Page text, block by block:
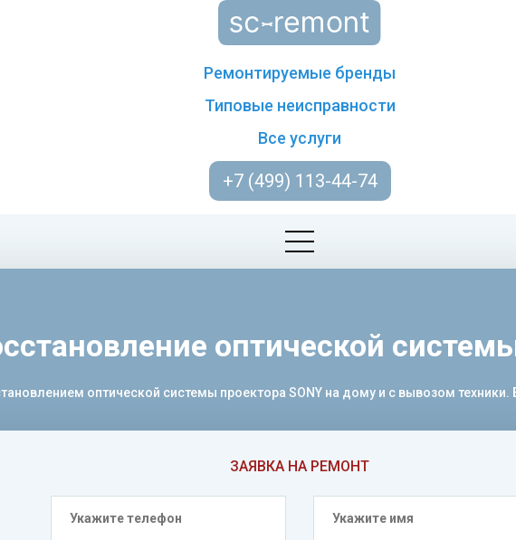
Ремонтируемые бренды
Типовые неисправности
Все услуги
+7 (499) 113-44-74
ЗАЯВКА НА РЕМОНТ
оптической
оптической системы проектора SONY на дому и с вывозом техники.